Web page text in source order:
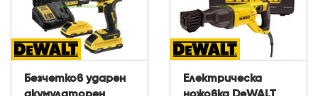
Безчетков ударен
Електрическа